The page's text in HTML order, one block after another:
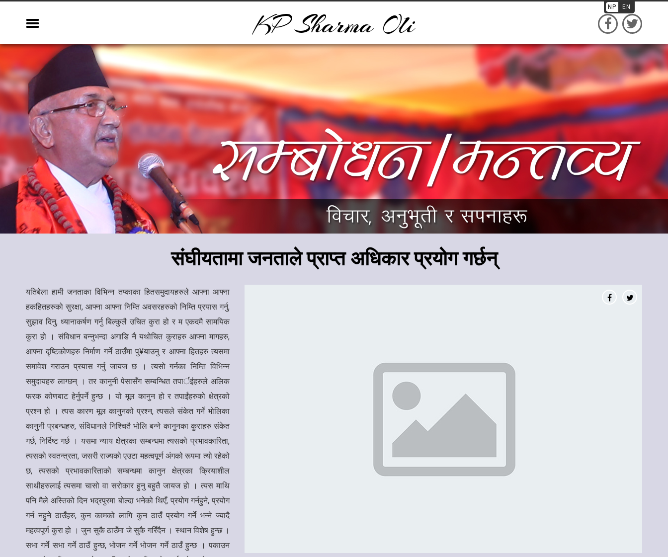
NP EN
KP Sharma Oli
संघीयतामा जनताले प्राप्त अधिकार प्रयोग गर्छन्
यतिबेला हामी जनताका विभिन्न तप्काका हितसमुदायहरुले आफ्ना आफ्ना
हकहितहरुको सुरक्षा, आफ्ना आफ्ना निम्ति अवसरहरुको निम्ति प्रयास गर्नु,
सुझाव दिनु, ध्यानाकर्षण गर्नु बिल्कुलै उचित कुरा हो र म एकदमै सामयिक
कुरा हो । संविधान बन्नुभन्दा अगाडि नै यथोचित कुराहरु आफ्ना मागहरु,
आफ्ना दृष्टिकोणहरु निर्माण गर्ने ठाउँमा पु¥याउनु र आफ्ना हितहरु त्यसमा
समावेश गराउन प्रयास गर्नु जायज छ । त्यसो गर्नका निम्ति विभिन्न
समुदायहरु लाग्छन् । तर कानुनी पेसासँग सम्बन्धित तपार्इंंहरुले अलिक
फरक कोणबाट हेर्नुपर्ने हुन्छ । यो मूल कानुन हो र तपाईंहरुको क्षेत्रको
प्रश्न हो । त्यस कारण मूल कानुनको प्रश्न, त्यसले संकेत गर्ने भोलिका
कानुनी प्रबन्धहरु, संविधानले निश्चितै भोलि बन्ने कानुनका कुराहरु संकेत
गर्छ, निर्दिष्ट गर्छ । यसमा न्याय क्षेत्रका सम्बन्धमा त्यसको प्रभावकारिता,
त्यसको स्वतन्त्रता, जसरी राज्यको एउटा महत्वपूर्ण अंगको रूपमा त्यो रहेको
छ, त्यसको प्रभावकारिताको सम्बन्धमा कानुन क्षेत्रका क्रियाशील
साथीहरुलाई त्यसमा चासो वा सरोकार हुनु बहुतै जायज हो । त्यस माथि
पनि मैले अस्तिको दिन भद्रपुरमा बोल्दा भनेको थिएँ, प्रयोग गर्नहुने, प्रयोग
गर्न नहुने ठाउँहरु, कुन कामको लागि कुन ठाउँ प्रयोग गर्ने भन्ने ज्यादै
महत्वपूर्ण कुरा हो । जुन सुकै ठाउँमा जे सुकै गरिँदैन । स्थान विशेष हुन्छ ।
सभा गर्ने सभा गर्ने ठाउँ हुन्छ, भोजन गर्ने भोजन गर्ने ठाउँ हुन्छ । पकाउन